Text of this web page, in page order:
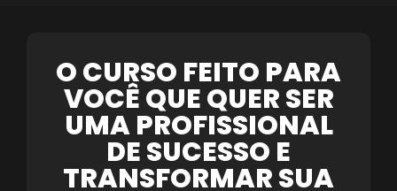
O CURSO FEITO PARA
VOCÊ QUE QUER SER
UMA PROFISSIONAL
DE SUCESSO E
TRANSFORMAR SUA